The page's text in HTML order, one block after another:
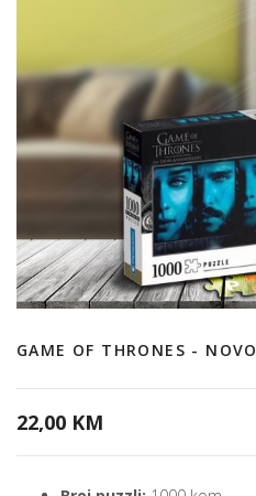
GAME OF THRONES - NOVO
22,00 KM